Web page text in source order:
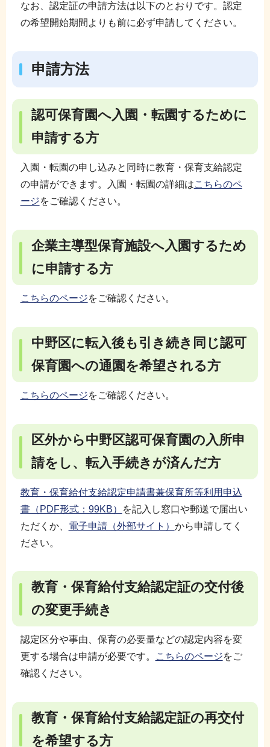
なお、認定証の申請方法は以下のとおりです。認定
の希望開始期間よりも前に必ず申請してください。
申請方法
認可保育園へ入園・転園するために
申請する方
入園・転園の申し込みと同時に教育・保育支給認定
の申請ができます。入園・転園の詳細はこちらのペ
ージをご確認ください。
企業主導型保育施設へ入園するため
に申請する方
こちらのページをご確認ください。
中野区に転入後も引き続き同じ認可
保育園への通園を希望される方
こちらのページをご確認ください。
区外から中野区認可保育園の入所申
請をし、転入手続きが済んだ方
教育・保育給付支給認定申請書兼保育所等利用申込
書（PDF形式：99KB）
を記入し窓口や郵送で届出い
ただくか、 電子申請（外部サイト） から申請してく
ださい。
教育・保育給付支給認定証の交付後
の変更手続き
認定区分や事由、保育の必要量などの認定内容を変
更する場合は申請が必要です。
こちらのページをご
確認ください。
教育・保育給付支給認定証の再交付
を希望する方